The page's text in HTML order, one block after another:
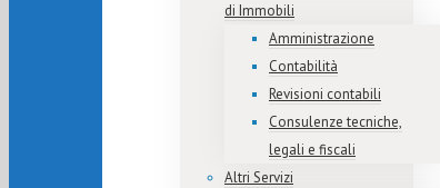
di Immobili
Amministrazione
Contabilità
Revisioni contabili
Consulenze tecniche,
legali e fiscali
Altri Servizi